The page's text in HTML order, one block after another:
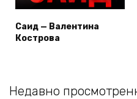
Саид — Валентина
Кострова
Недавно